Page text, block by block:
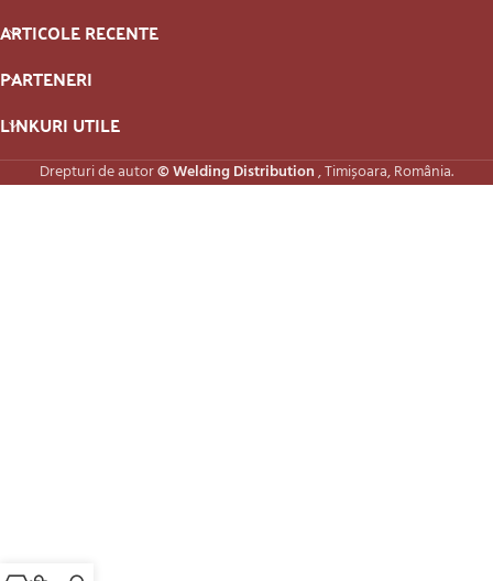
ARTICOLE RECENTE
PARTENERI
LINKURI UTILE
Drepturi de autor© Welding Distribution, Timișoara, România.